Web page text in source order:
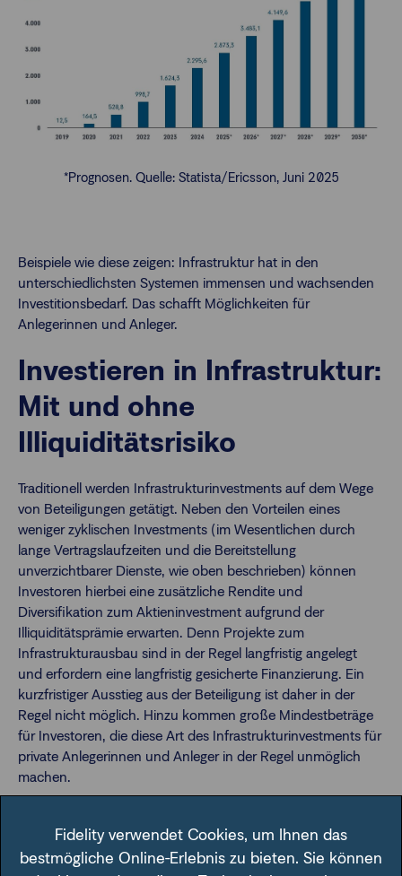
*Prognosen. Quelle: Statista/Ericsson, Juni 2025
Beispiele wie diese zeigen: Infrastruktur hat in den
unterschiedlichsten Systemen immensen und wachsenden
Investitionsbedarf. Das schafft Möglichkeiten für
Anlegerinnen und Anleger.
Investieren in Infrastruktur:
Mit und ohne
Illiquiditätsrisiko
Traditionell werden Infrastrukturinvestments auf dem Wege
von Beteiligungen getätigt. Neben den Vorteilen eines
weniger zyklischen Investments (im Wesentlichen durch
lange Vertragslaufzeiten und die Bereitstellung
unverzichtbarer Dienste, wie oben beschrieben) können
Investoren hierbei eine zusätzliche Rendite und
Diversifikation zum Aktieninvestment aufgrund der
Illiquiditätsprämie erwarten. Denn Projekte zum
Infrastrukturausbau sind in der Regel langfristig angelegt
und erfordern eine langfristig gesicherte Finanzierung. Ein
kurzfristiger Ausstieg aus der Beteiligung ist daher in der
Regel nicht möglich. Hinzu kommen große Mindestbeträge
für Investoren, die diese Art des Infrastrukturinvestments für
private Anlegerinnen und Anleger in der Regel unmöglich
machen.
neuen Anlagevehikeln für die Beteiligung an
Infrastrukturprojekten auf den Plan gerufen. So werden die
Fidelity verwendet Cookies, um Ihnen das
bestmögliche Online-Erlebnis zu bieten. Sie können